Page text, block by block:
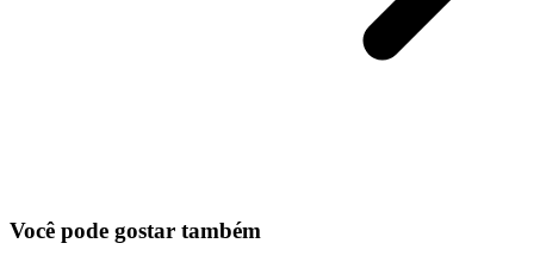
Você pode gostar também